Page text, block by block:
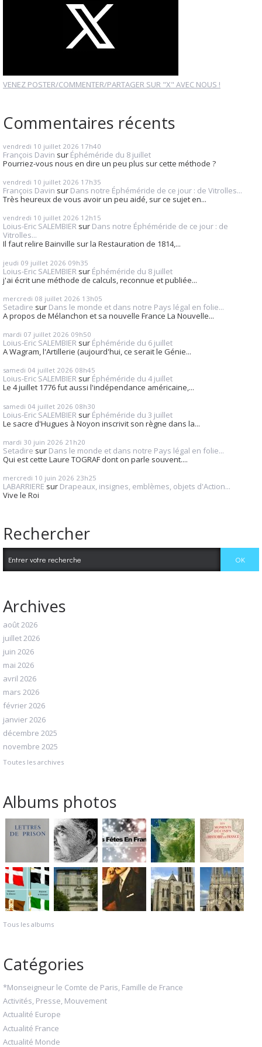
VENEZ POSTER/COMMENTER/PARTAGER SUR "X" AVEC NOUS !
Commentaires récents
vendredi 10 juillet 2026 17h40
François Davin sur Éphéméride du 8 juillet
Pourriez-vous nous en dire un peu plus sur cette méthode ?
vendredi 10 juillet 2026 17h35
François Davin sur Dans notre Éphéméride de ce jour : de Vitrolles...
Très heureux de vous avoir un peu aidé, sur ce sujet en...
vendredi 10 juillet 2026 12h15
Loius-Eric SALEMBIER sur Dans notre Éphéméride de ce jour : de
Vitrolles...
Il faut relire Bainville sur la Restauration de 1814,...
jeudi 09 juillet 2026 09h35
Loius-Eric SALEMBIER sur Éphéméride du 8 juillet
j'ai écrit une méthode de calculs, reconnue et publiée...
mercredi 08 juillet 2026 13h05
Setadire sur Dans le monde et dans notre Pays légal en folie...
A propos de Mélanchon et sa nouvelle France La Nouvelle...
mardi 07 juillet 2026 09h50
Loius-Eric SALEMBIER sur Éphéméride du 6 juillet
A Wagram, l'Artillerie (aujourd'hui, ce serait le Génie...
samedi 04 juillet 2026 08h45
Loius-Eric SALEMBIER sur Éphéméride du 4 juillet
Le 4 juillet 1776 fut aussi l'indépendance américaine,...
samedi 04 juillet 2026 08h30
Loius-Eric SALEMBIER sur Éphéméride du 3 juillet
Le sacre d'Hugues à Noyon inscrivit son règne dans la...
mardi 30 juin 2026 21h20
Setadire sur Dans le monde et dans notre Pays légal en folie...
Qui est cette Laure TOGRAF dont on parle souvent....
mercredi 10 juin 2026 23h25
LABARRIERE sur Drapeaux, insignes, emblèmes, objets d'Action...
Vive le Roi
Rechercher
Archives
août 2026
juillet 2026
juin 2026
mai 2026
avril 2026
mars 2026
février 2026
janvier 2026
décembre 2025
novembre 2025
Toutes les archives
Albums photos
Tous les albums
Catégories
*Monseigneur le Comte de Paris, Famille de France
Activités, Presse, Mouvement
Actualité Europe
Actualité France
Actualité Monde